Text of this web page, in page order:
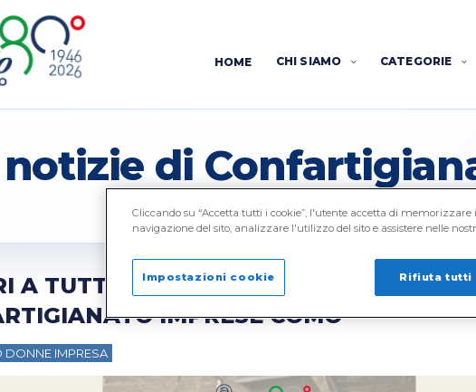
HOME CHI SIAMO CATEGORIE
notizie di
A TUTTE LE NOSTRE MAMME DA
IMPRESE COMO
IMPRESA
Cliccando su “Accetta tutti i cookie”, l'utente accetta di
navigazione del sito, analizzare l'utilizzo del sito e assistere nelle
Rifiuta tutti
Impostazioni cookie